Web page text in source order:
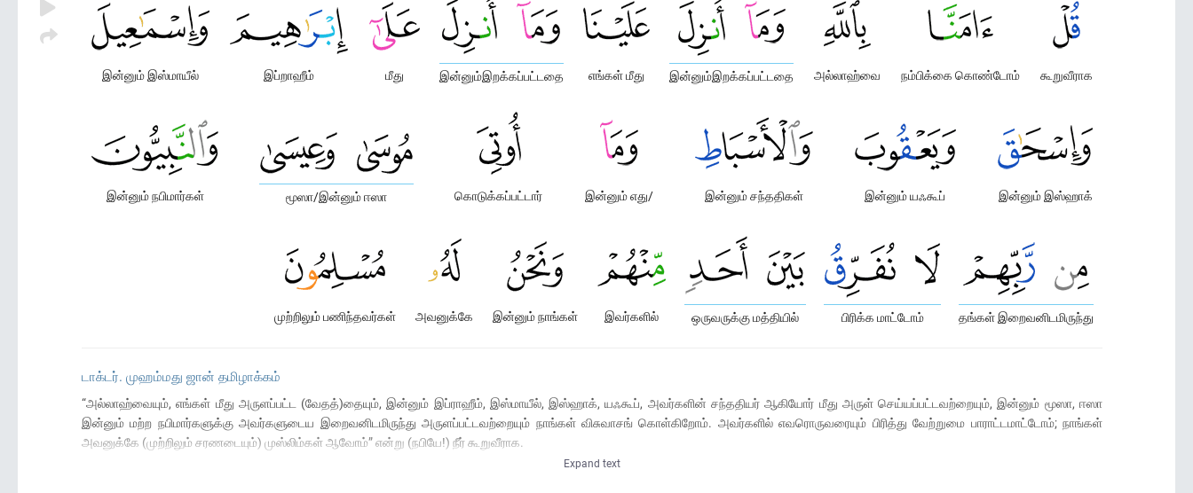
கூறுவீராக
நம்பிக்கை கொண்டோம்
அல்லாஹ்வை
இன்னும்இறக்கப்பட்டதை
எங்கள் மீது
இன்னும்இறக்கப்பட்டதை
மீது
இப்றாஹீம்
இன்னும் இஸ்மாயீல்
இன்னும் இஸ்ஹாக்
இன்னும் யஃகூப்
இன்னும் சந்ததிகள்
இன்னும் எது/
கொடுக்கப்பட்டார்
மூஸா/இன்னும் ஈஸா
இன்னும் நபிமார்கள்
தங்கள் இறைவனிடமிருந்து
பிரிக்க மாட்டோம்
ஒருவருக்கு மத்தியில்
இவர்களில்
இன்னும் நாங்கள்
அவனுக்கே
முற்றிலும் பணிந்தவர்கள்
டாக்டர். முஹம்மது ஜான் தமிழாக்கம்
“அல்லாஹ்வையும், எங்கள் மீது அருளப்பட்ட (வேதத்)தையும், இன்னும் இப்ராஹீம், இஸ்மாயீல், இஸ்ஹாக், யஃகூப், அவர்களின் சந்ததியர் ஆகியோர் மீது அருள் செய்யப்பட்டவற்றையும், இன்னும் மூஸா, ஈஸா
இன்னும் மற்ற நபிமார்களுக்கு அவர்களுடைய இறைவனிடமிருந்து அருளப்பட்டவற்றையும் நாங்கள் விசுவாசங் கொள்கிறோம். அவர்களில் எவரொருவரையும் பிரித்து வேற்றுமை பாராட்டமாட்டோம்; நாங்கள்
அவனுக்கே (முற்றிலும் சரணடையும்) முஸ்லிம்கள் ஆவோம்” என்று (நபியே!) நீர் கூறுவீராக.
Expand text